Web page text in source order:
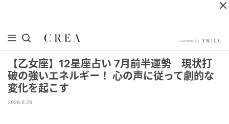
【乙女座】12星座占い 7月前半運勢 現状打
破の強いエネルギー！ 心の声に従って劇的な
変化を起こす
2026.6.29